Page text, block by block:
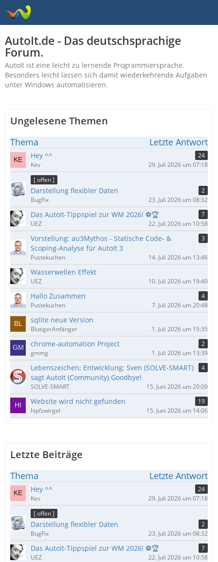
AutoIt.de - Das deutschsprachige
Forum.
AutoIt ist eine leicht zu lernende Programmiersprache.
Besonders leicht lassen sich damit wiederkehrende Aufgaben
unter Windows automatisieren.
Ungelesene Themen
Thema Letzte Antwort
Hey ^^
24
Kev
29. Juli 2026 um 07:18
[ offen ]
Darstellung flexibler Daten
2
BugFix
23. Juli 2026 um 08:32
Das AutoIt-Tippspiel zur WM 2026! ⚽🏆
7
UEZ
22. Juli 2026 um 10:58
Vorstellung: au3Mythos - Statische Code- &
Scoping-Analyse für AutoIt 3
3
Pustekuchen 14. Juli 2026 um 13:46
Wasserwellen Effekt
UEZ 10. Juli 2026 um 19:40
Hallo Zusammen
4
Pustekuchen
7. Juli 2026 um 20:48
sqlite neue Version
BlutigerAnfänger 1. Juli 2026 um 15:35
chrome-automation Project
2
gmmg
1. Juli 2026 um 13:39
Lebenszeichen; Entwicklung; Sven (SOLVE-SMART)
sagt AutoIt (Community) Goodbye!
4
SOLVE-SMART 15. Juni 2026 um 20:09
Website wird nicht gefunden
19
hipfzwirgel
15. Juni 2026 um 14:06
Letzte Beiträge
Thema Letzte Antwort
Hey ^^
24
Kev
29. Juli 2026 um 07:18
[ offen ]
Darstellung flexibler Daten
2
BugFix
23. Juli 2026 um 08:32
Das AutoIt-Tippspiel zur WM 2026! ⚽🏆
7
UEZ
22. Juli 2026 um 10:58